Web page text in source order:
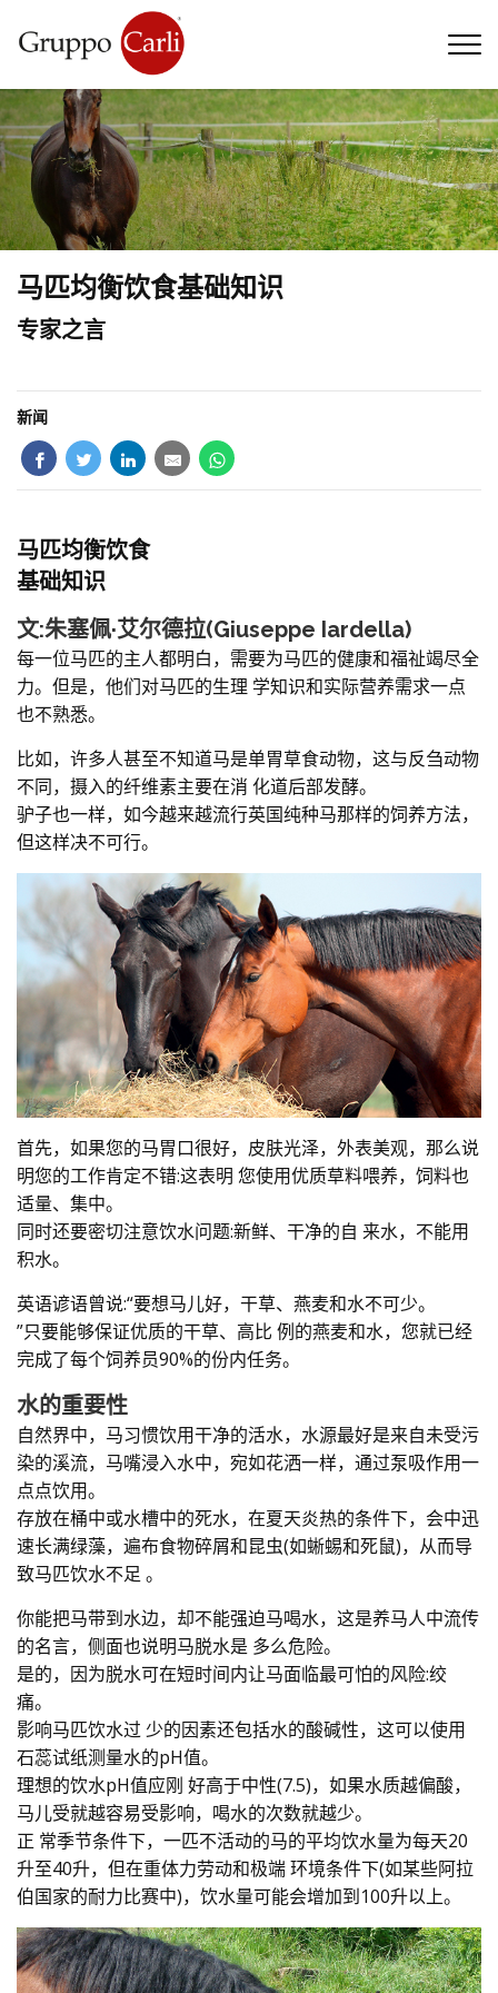
牲畜
T—info@gruppocarli.com
马匹均衡饮食基础知识
专家之言
新闻
马匹均衡饮食
基础知识
文:朱塞佩·艾尔德拉(Giuseppe Iardella)
每一位马匹的主人都明白，需要为马匹的健康和福祉竭尽全
力。但是，他们对马匹的生理 学知识和实际营养需求一点
也不熟悉。
比如，许多人甚至不知道马是单胃草食动物，这与反刍动物
不同，摄入的纤维素主要在消 化道后部发酵。
驴子也一样，如今越来越流行英国纯种马那样的饲养方法，
但这样决不可行。
首先，如果您的马胃口很好，皮肤光泽，外表美观，那么说
明您的工作肯定不错:这表明 您使用优质草料喂养，饲料也
适量、集中。
同时还要密切注意饮水问题:新鲜、干净的自 来水，不能用
积水。
英语谚语曾说:“要想马儿好，干草、燕麦和水不可少。
”只要能够保证优质的干草、高比 例的燕麦和水，您就已经
完成了每个饲养员90%的份内任务。
水的重要性
自然界中，马习惯饮用干净的活水，水源最好是来自未受污
染的溪流，马嘴浸入水中，宛如花洒一样，通过泵吸作用一
点点饮用。
存放在桶中或水槽中的死水，在夏天炎热的条件下，会中迅
速长满绿藻，遍布食物碎屑和昆虫(如蜥蜴和死鼠)，从而导
致马匹饮水不足 。
你能把马带到水边，却不能强迫马喝水，这是养马人中流传
的名言，侧面也说明马脱水是 多么危险。
是的，因为脱水可在短时间内让马面临最可怕的风险:绞
痛。
影响马匹饮水过 少的因素还包括水的酸碱性，这可以使用
石蕊试纸测量水的pH值。
理想的饮水pH值应刚 好高于中性(7.5)，如果水质越偏酸，
马儿受就越容易受影响，喝水的次数就越少。
正 常季节条件下，一匹不活动的马的平均饮水量为每天20
升至40升，但在重体力劳动和极端环境条件下(如某些阿拉
伯国家的耐力比赛中)，饮水量可能会增加到100升以上。